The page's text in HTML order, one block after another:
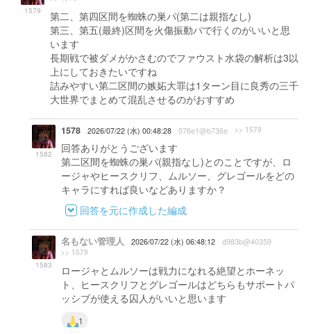
1579
第二、第四区間を蜘蛛の巣パ(第二は親指なし)
第三、第五(最終)区間を火傷振動パで行くのがいいと思
います
長期戦で被ダメがかさむのでファウスト水袋の解析は3以
上にしておきたいですね
詰みやすい第二区間の嫉妬大罪は1ターン目に良秀の三千
大世界でまとめて混乱させるのがおすすめ
1582
1578 2026/07/22 (水) 00:48:28 076e1@b736e >> 1579
回答ありがとうございます
第二区間を蜘蛛の巣パ(親指なし)とのことですが、ロ
ージャやヒースクリフ、ムルソー、グレゴールをどの
キャラにすれば良いなどありますか？
回答を元に作成した編成
1583
名もない管理人 2026/07/22 (水) 06:48:12 d983b@40359
>> 1579
ロージャとムルソーは戦力になれる絶望とホーネッ
ト、ヒースクリフとグレゴールはどちらもサポートパ
ッシブが使える囚人がいいと思います
1